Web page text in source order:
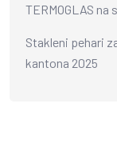
TERMOGLAS na
Stakleni pehari
kantona 2025